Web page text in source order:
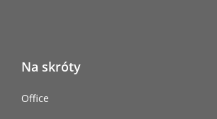
Na skróty
Office